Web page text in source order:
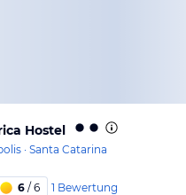
Hostel
· Santa Catarina
6 / 6 1 Bewertung